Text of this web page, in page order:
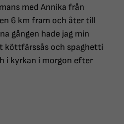
med Annika från
6 km fram och åter till
gången hade jag min
köttfärssås och spaghetti
i kyrkan i morgon efter